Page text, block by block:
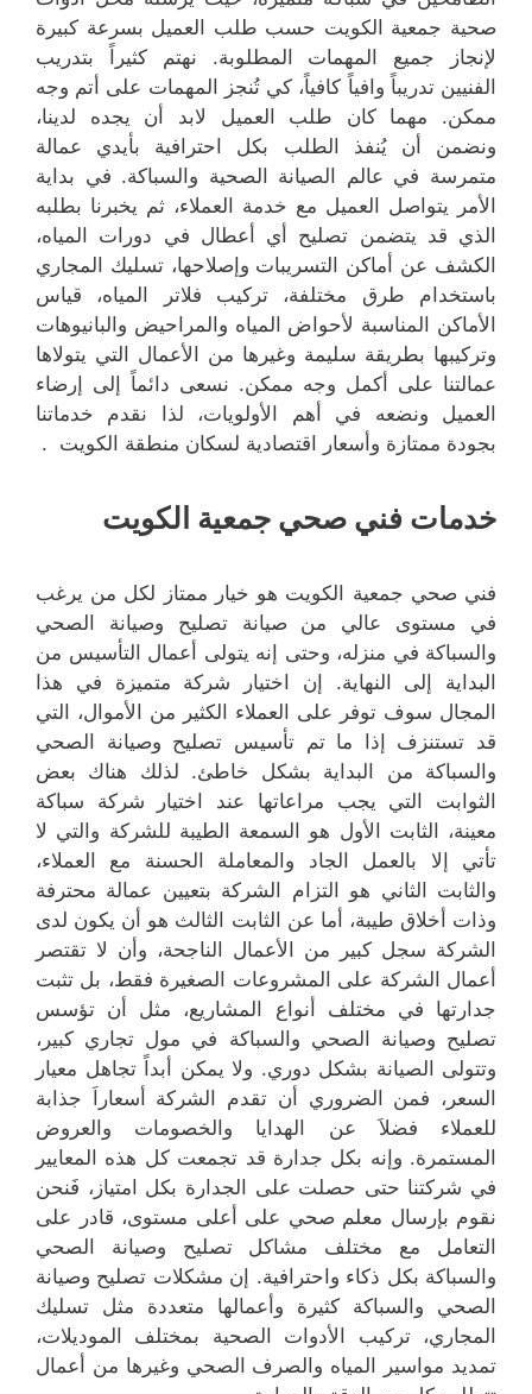
صحية جمعية الكويت حسب طلب العميل بسرعة كبيرة
لإنجاز جميع المهمات المطلوبة. نهتم كثيراً بتدريب
الفنيين تدريباً وافياً كافياً، كي تُنجز المهمات على أتم وجه
ممكن. مهما كان طلب العميل لابد أن يجده لدينا،
ونضمن أن يُنفذ الطلب بكل احترافية بأيدي عمالة
متمرسة في عالم الصيانة الصحية والسباكة. في بداية
الأمر يتواصل العميل مع خدمة العملاء، ثم يخبرنا بطلبه
الذي قد يتضمن تصليح أي أعطال في دورات المياه،
الكشف عن أماكن التسريبات وإصلاحها، تسليك المجاري
باستخدام طرق مختلفة، تركيب فلاتر المياه، قياس
الأماكن المناسبة لأحواض المياه والمراحيض والبانيوهات
وتركيبها بطريقة سليمة وغيرها من الأعمال التي يتولاها
عمالتنا على أكمل وجه ممكن. نسعى دائماً إلى إرضاء
العميل ونضعه في أهم الأولويات، لذا نقدم خدماتنا
بجودة ممتازة وأسعار اقتصادية لسكان منطقة الكويت .
خدمات فني صحي جمعية الكويت
فني صحي جمعية الكويت هو خيار ممتاز لكل من يرغب
في مستوى عالي من صيانة تصليح وصيانة الصحي
والسباكة في منزله، وحتى إنه يتولى أعمال التأسيس من
البداية إلى النهاية. إن اختيار شركة متميزة في هذا
المجال سوف توفر على العملاء الكثير من الأموال، التي
قد تستنزف إذا ما تم تأسيس تصليح وصيانة الصحي
والسباكة من البداية بشكل خاطئ. لذلك هناك بعض
الثوابت التي يجب مراعاتها عند اختيار شركة سباكة
معينة، الثابت الأول هو السمعة الطيبة للشركة والتي لا
تأتي إلا بالعمل الجاد والمعاملة الحسنة مع العملاء،
والثابت الثاني هو التزام الشركة بتعيين عمالة محترفة
وذات أخلاق طيبة، أما عن الثابت الثالث هو أن يكون لدى
الشركة سجل كبير من الأعمال الناجحة، وأن لا تقتصر
أعمال الشركة على المشروعات الصغيرة فقط، بل تثبت
جدارتها في مختلف أنواع المشاريع، مثل أن تؤسس
تصليح وصيانة الصحي والسباكة في مول تجاري كبير،
وتتولى الصيانة بشكل دوري. ولا يمكن أبداً تجاهل معيار
السعر، فمن الضروري أن تقدم الشركة أسعاراَ جذابة
للعملاء فضلاَ عن الهدايا والخصومات والعروض
المستمرة. وإنه بكل جدارة قد تجمعت كل هذه المعايير
في شركتنا حتى حصلت على الجدارة بكل امتياز، فَنحن
نقوم بإرسال معلم صحي على أعلى مستوى، قادر على
التعامل مع مختلف مشاكل تصليح وصيانة الصحي
والسباكة بكل ذكاء واحترافية. إن مشكلات تصليح وصيانة
الصحي والسباكة كثيرة وأعمالها متعددة مثل تسليك
المجاري، تركيب الأدوات الصحية بمختلف الموديلات،
تمديد مواسير المياه والصرف الصحي وغيرها من أعمال